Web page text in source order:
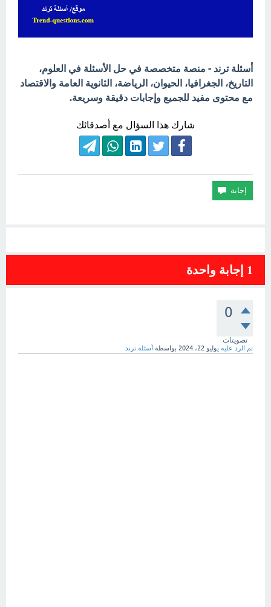
أسئلة ترند - منصة متخصصة في حل الأسئلة في العلوم،
التاريخ، الجغرافيا، الحيوان، الرياضة، الثانوية العامة والاقتصاد
مع محتوى مفيد للجميع وإجابات دقيقة وسريعة.
شارك هذا السؤال مع أصدقائك
1 إجابة واحدة
0
تصويتات
تم الرد عليه يوليو 22، 2024 بواسطة أسئلة ترند